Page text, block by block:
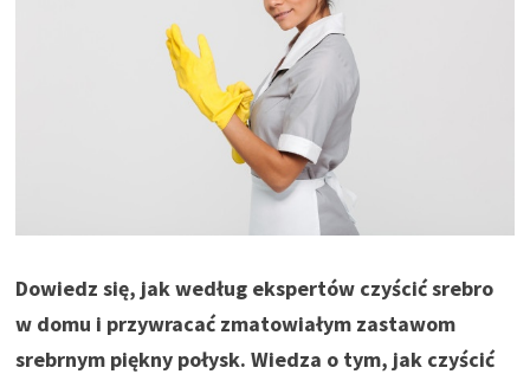
Dowiedz się, jak według ekspertów czyścić srebro
w domu i przywracać zmatowiałym zastawom
srebrnym piękny połysk. Wiedza o tym, jak czyścić